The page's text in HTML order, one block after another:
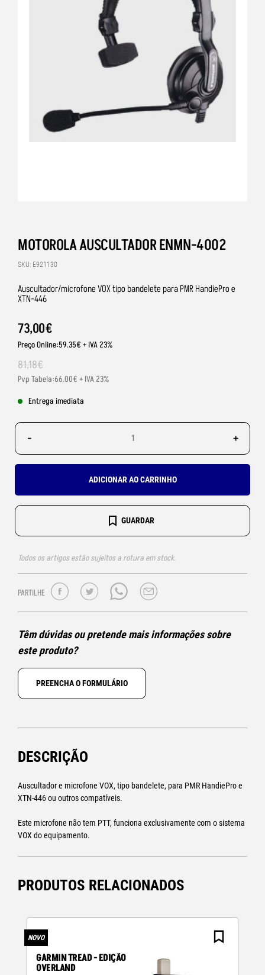
MOTOROLA AUSCULTADOR ENMN-4002
SKU: E921130
Auscultador/microfone VOX tipo bandelete para PMR HandiePro e
XTN-446
73,00€
Preço Online:59.35€ + IVA 23%
81,18€
Pvp Tabela:66.00€ + IVA 23%
Entrega imediata
- +
ADICIONAR AO CARRINHO
GUARDAR
Todos os artigos estão sujeitos a rotura em stock.
PARTILHE
Têm dúvidas ou pretende mais informações sobre
este produto?
PREENCHA O FORMULÁRIO
DESCRIÇÃO
Auscultador e microfone VOX, tipo bandelete, para PMR HandiePro e
XTN-446 ou outros compatíveis.
Este microfone não tem PTT, funciona exclusivamente com o sistema
VOX do equipamento.
PRODUTOS RELACIONADOS
NOVO
GARMIN TREAD - EDIÇÃO
OVERLAND